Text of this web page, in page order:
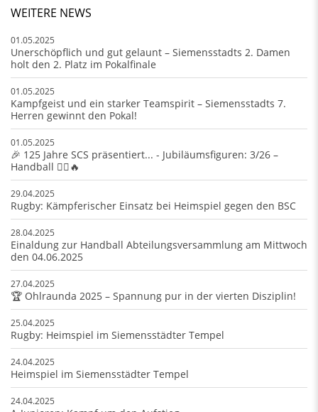
WEITERE NEWS
01.05.2025
Unerschöpflich und gut gelaunt – Siemensstadts 2. Damen
holt den 2. Platz im Pokalfinale
01.05.2025
Kampfgeist und ein starker Teamspirit – Siemensstadts 7.
Herren gewinnt den Pokal!
01.05.2025
🎉 125 Jahre SCS präsentiert... - Jubiläumsfiguren: 3/26 –
Handball 🤾‍♂️🔥
29.04.2025
Rugby: Kämpferischer Einsatz bei Heimspiel gegen den BSC
28.04.2025
Einaldung zur Handball Abteilungsversammlung am Mittwoch
den 04.06.2025
27.04.2025
🏆 Ohlraunda 2025 – Spannung pur in der vierten Disziplin!
25.04.2025
Rugby: Heimspiel im Siemensstädter Tempel
24.04.2025
Heimspiel im Siemensstädter Tempel
24.04.2025